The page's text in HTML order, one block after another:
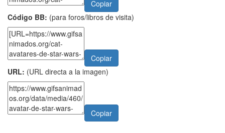
Copiar
Código BB: (para foros/libros de visita)
Copiar
URL: (URL directa a la imagen)
Copiar